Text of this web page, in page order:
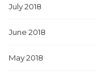
July 2018
June 2018
May 2018